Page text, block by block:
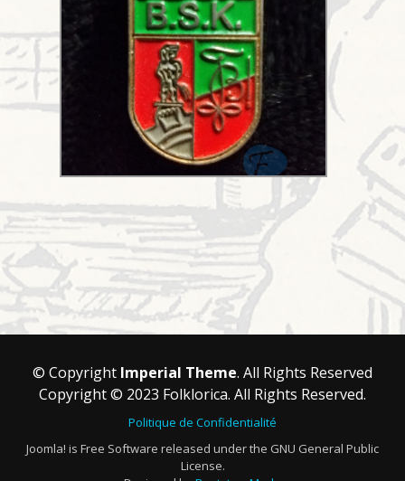
© Copyright Imperial Theme. All Rights Reserved
Copyright © 2023 Folklorica. All Rights Reserved.
Politique de Confidentialité
Joomla! is Free Software released under the GNU General Public
License.